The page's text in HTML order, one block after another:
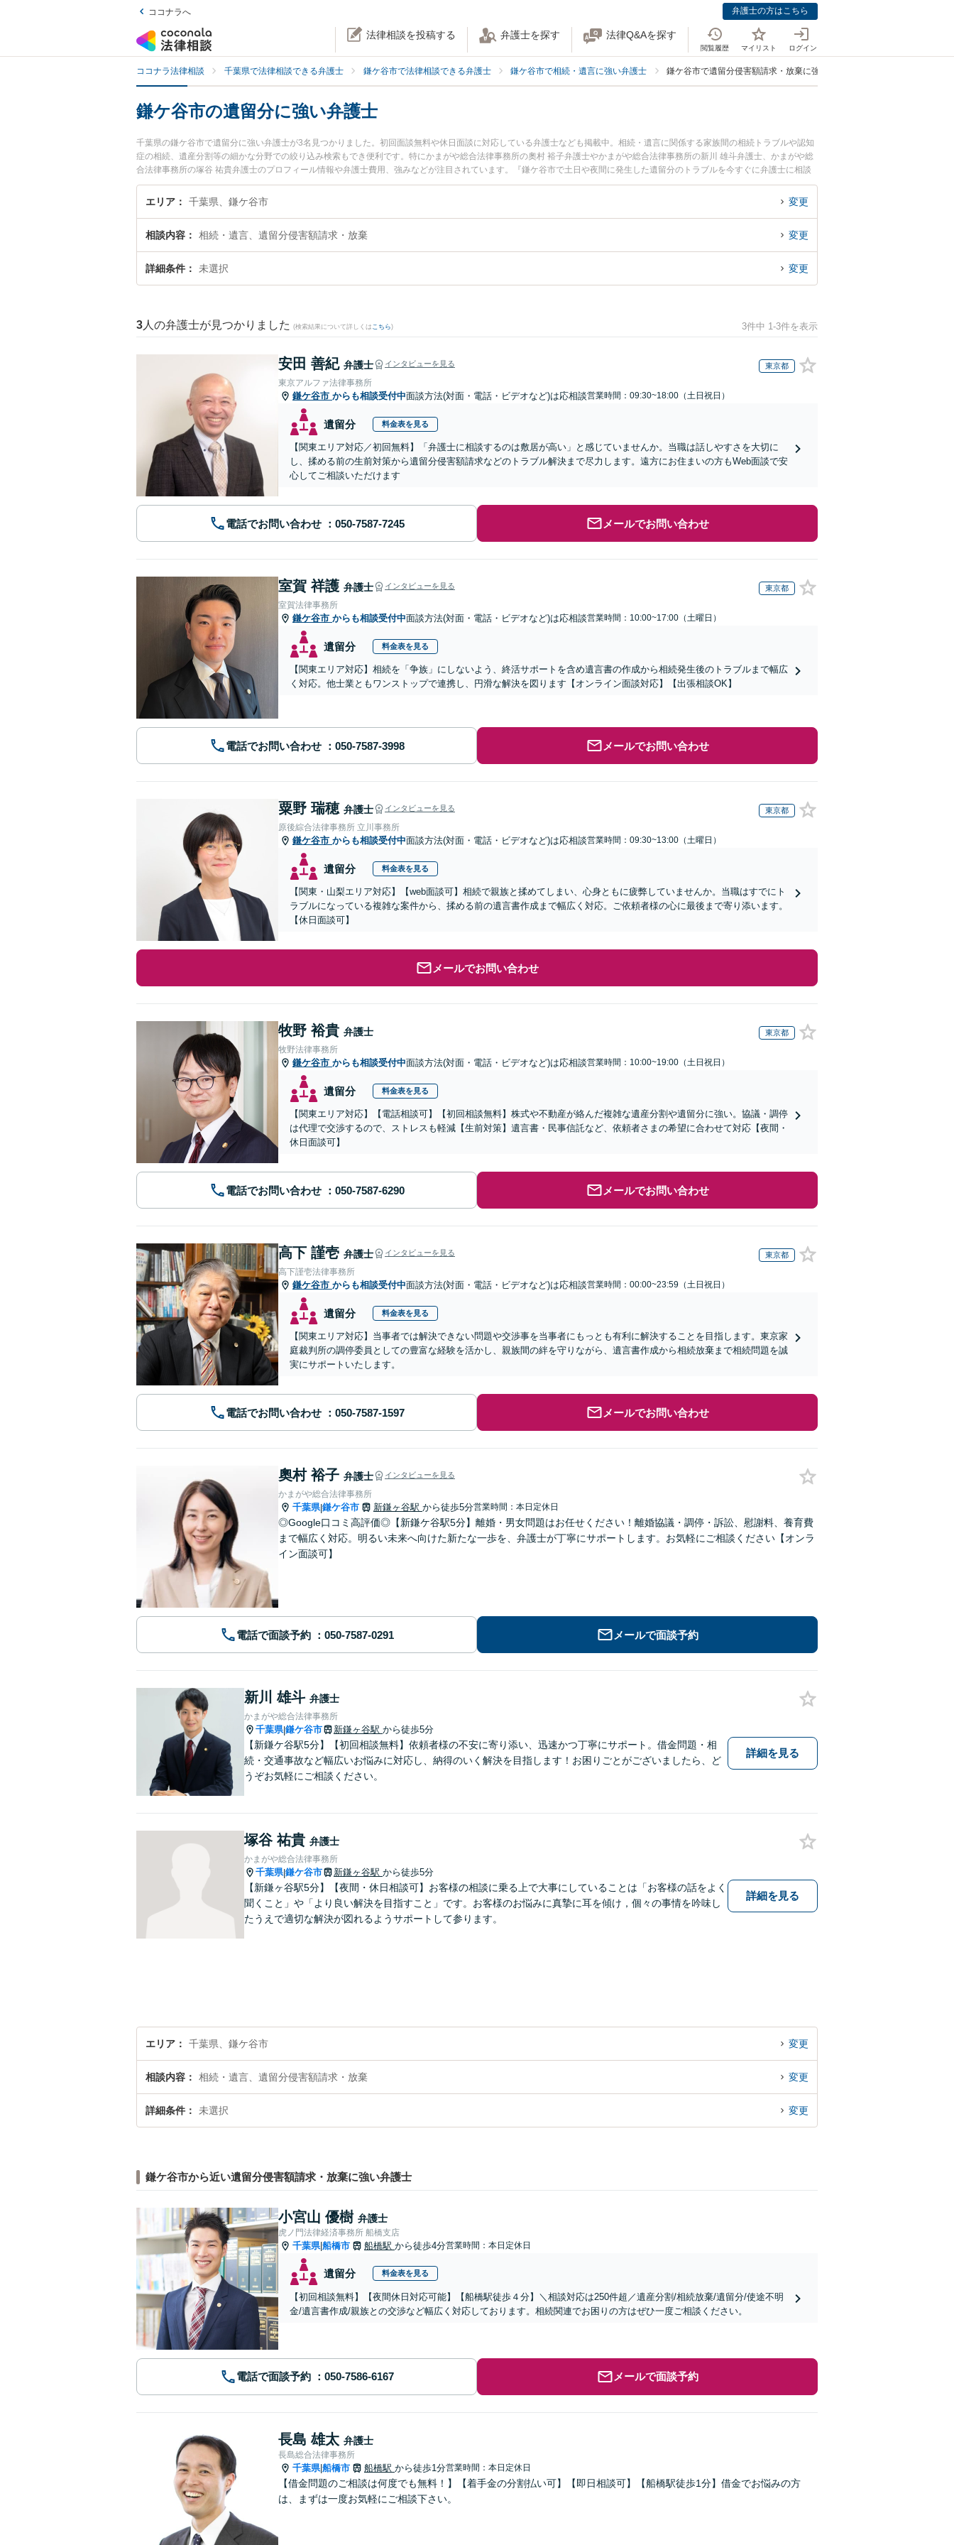
ココナラへ 弁護士の方はこちら
法律相談を投稿する 弁護士を探す 法律Q&Aを探す
閲覧履歴 マイリスト ログイン
ココナラ法律相談 千葉県で法律相談できる弁護士 鎌ケ谷市で法律相談できる弁護士 鎌ケ谷市で相続・遺言に強い弁護士 鎌ケ谷市で遺留分侵害額請求・放棄に強い弁護士
鎌ケ谷市の遺留分に強い弁護士
千葉県の鎌ケ谷市で遺留分に強い弁護士が3名見つかりました。初回面談無料や休日面談に対応している弁護士なども掲載中。相続・遺言に関係する家族間の相続トラブルや認知
症の相続、遺産分割等の細かな分野での絞り込み検索もでき便利です。特にかまがや総合法律事務所の奧村 裕子弁護士やかまがや総合法律事務所の新川 雄斗弁護士、かまがや総
合法律事務所の塚谷 祐貴弁護士のプロフィール情報や弁護士費用、強みなどが注目されています。『鎌ケ谷市で土日や夜間に発生した遺留分のトラブルを今すぐに弁護士に相談
したい』『遺留分のトラブル解決の実績豊富な近くの弁護士を検索したい』『初回相談無料で遺留分を法律相談できる鎌ケ谷市内の弁護士に相談予約したい』などでお困りの相談
者さんにおすすめです。
エリア 千葉県、鎌ケ谷市 変更
相談内容 相続・遺言、遺留分侵害額請求・放棄 変更
詳細条件 未選択 変更
3 人の弁護士が見つかりました (検索結果について詳しくは こちら) 3件中 1-3件を表示
安田 善紀 弁護士 インタビューを見る 東京都
東京アルファ法律事務所
鎌ケ谷市 からも相談受付中面談方法(対面・電話・ビデオなど)は応相談営業時間：09:30~18:00（土日祝日）
遺留分 料金表を見る
【関東エリア対応／初回無料】「弁護士に相談するのは敷居が高い」と感じていませんか。当職は話しやすさを大切に
し、揉める前の生前対策から遺留分侵害額請求などのトラブル解決まで尽力します。遠方にお住まいの方もWeb面談で安
心してご相談いただけます
電話でお問い合わせ メールでお問い合わせ
室賀 祥護 弁護士 インタビューを見る 東京都
室賀法律事務所
鎌ケ谷市 からも相談受付中面談方法(対面・電話・ビデオなど)は応相談営業時間：10:00~17:00（土曜日）
遺留分 料金表を見る
【関東エリア対応】相続を「争族」にしないよう、終活サポートを含め遺言書の作成から相続発生後のトラブルまで幅広
く対応。他士業ともワンストップで連携し、円滑な解決を図ります【オンライン面談対応】【出張相談OK】
電話でお問い合わせ メールでお問い合わせ
粟野 瑞穂 弁護士 インタビューを見る 東京都
原後綜合法律事務所 立川事務所
鎌ケ谷市 からも相談受付中面談方法(対面・電話・ビデオなど)は応相談営業時間：09:30~13:00（土曜日）
遺留分 料金表を見る
【関東・山梨エリア対応】【web面談可】相続で親族と揉めてしまい、心身ともに疲弊していませんか。当職はすでにト
ラブルになっている複雑な案件から、揉める前の遺言書作成まで幅広く対応。ご依頼者様の心に最後まで寄り添います。
【休日面談可】
メールでお問い合わせ
牧野 裕貴 弁護士 東京都
牧野法律事務所
鎌ケ谷市 からも相談受付中面談方法(対面・電話・ビデオなど)は応相談営業時間：10:00~19:00（土日祝日）
遺留分 料金表を見る
【関東エリア対応】【電話相談可】【初回相談無料】株式や不動産が絡んだ複雑な遺産分割や遺留分に強い。協議・調停
は代理で交渉するので、ストレスも軽減【生前対策】遺言書・民事信託など、依頼者さまの希望に合わせて対応【夜間・
休日面談可】
電話でお問い合わせ メールでお問い合わせ
高下 謹壱 弁護士 インタビューを見る 東京都
高下謹壱法律事務所
鎌ケ谷市 からも相談受付中面談方法(対面・電話・ビデオなど)は応相談営業時間：00:00~23:59（土日祝日）
遺留分 料金表を見る
【関東エリア対応】当事者では解決できない問題や交渉事を当事者にもっとも有利に解決することを目指します。東京家
庭裁判所の調停委員としての豊富な経験を活かし、親族間の絆を守りながら、遺言書作成から相続放棄まで相続問題を誠
実にサポートいたします。
電話でお問い合わせ メールでお問い合わせ
奧村 裕子 弁護士 インタビューを見る
かまがや総合法律事務所
千葉県|鎌ケ谷市 新鎌ヶ谷駅 から徒歩5分営業時間：本日定休日
◎Google口コミ高評価◎【新鎌ケ谷駅5分】離婚・男女問題はお任せください！離婚協議・調停・訴訟、慰謝料、養育費
まで幅広く対応。明るい未来へ向けた新たな一歩を、弁護士が丁寧にサポートします。お気軽にご相談ください【オンラ
イン面談可】
電話で面談予約 メールで面談予約
新川 雄斗 弁護士
かまがや総合法律事務所
千葉県|鎌ケ谷市 新鎌ヶ谷駅 から徒歩5分
【新鎌ケ谷駅5分】【初回相談無料】依頼者様の不安に寄り添い、迅速かつ丁寧にサポート。借金問題・相
続・交通事故など幅広いお悩みに対応し、納得のいく解決を目指します！お困りごとがございましたら、ど
うぞお気軽にご相談ください。
詳細を見る
塚谷 祐貴 弁護士
かまがや総合法律事務所
千葉県|鎌ケ谷市 新鎌ヶ谷駅 から徒歩5分
【新鎌ヶ谷駅5分】【夜間・休日相談可】お客様の相談に乗る上で大事にしていることは「お客様の話をよく
聞くこと」や「より良い解決を目指すこと」です。お客様のお悩みに真摯に耳を傾け，個々の事情を吟味し
たうえで適切な解決が図れるようサポートして参ります。
詳細を見る
エリア 千葉県、鎌ケ谷市 変更
相談内容 相続・遺言、遺留分侵害額請求・放棄 変更
詳細条件 未選択 変更
鎌ケ谷市から近い遺留分侵害額請求・放棄に強い弁護士
小宮山 優樹 弁護士
虎ノ門法律経済事務所 船橋支店
千葉県|船橋市 船橋駅 から徒歩4分営業時間：本日定休日
遺留分 料金表を見る
【初回相談無料】【夜間休日対応可能】【船橋駅徒歩４分】＼相談対応は250件超／遺産分割/相続放棄/遺留分/使途不明
金/遺言書作成/親族との交渉など幅広く対応しております。相続関連でお困りの方はぜひ一度ご相談ください。
電話で面談予約 メールで面談予約
長島 雄太 弁護士
長島総合法律事務所
千葉県|船橋市 船橋駅 から徒歩1分営業時間：本日定休日
【借金問題のご相談は何度でも無料！】【着手金の分割払い可】【即日相談可】【船橋駅徒歩1分】借金でお悩みの方
は、まずは一度お気軽にご相談下さい。